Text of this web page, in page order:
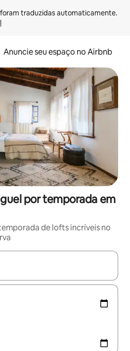
Anuncie seu espaço no Airbnb
por temporada em
de lofts incríveis no
disponíveis, explore-os